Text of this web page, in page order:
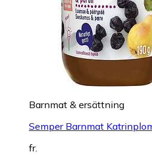
Barnmat & ersättning
Semper Barnmat
fr.